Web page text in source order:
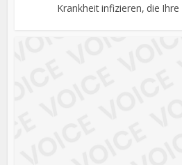
Krankheit infizieren, die Ihre